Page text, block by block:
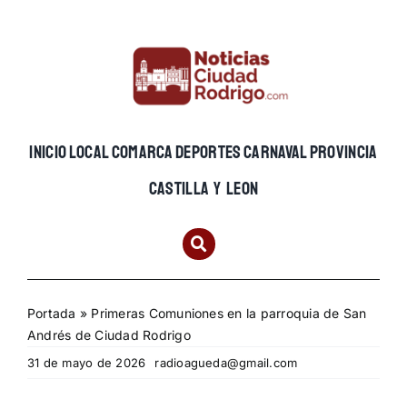
INICIOLOCALCOMARCADEPORTESCARNAVALPROVINCIA
CASTILLA Y LEON
Portada » Primeras Comuniones en la parroquia de San
Andrés de Ciudad Rodrigo
31 de mayo de 2026 radioagueda@gmail.com